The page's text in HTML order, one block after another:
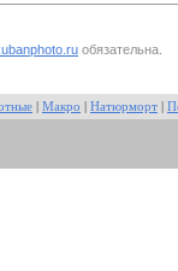
обязательна.
Макро Натюрморт